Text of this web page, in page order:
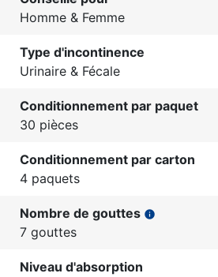
Homme & Femme
Type d'incontinence
Urinaire & Fécale
Conditionnement par paquet
30 pièces
Conditionnement par carton
4 paquets
Nombre de gouttes info
7 gouttes
Niveau d'absorption